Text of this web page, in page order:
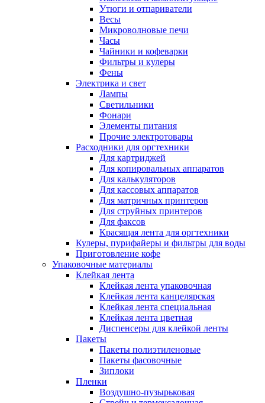
Утюги и отпариватели
Весы
Микроволновые печи
Часы
Чайники и кофеварки
Фильтры и кулеры
Фены
Электрика и свет
Лампы
Светильники
Фонари
Элементы питания
Прочие электротовары
Расходники для оргтехники
Для картриджей
Для копировальных аппаратов
Для калькуляторов
Для кассовых аппаратов
Для матричных принтеров
Для струйных принтеров
Для факсов
Красящая лента для оргтехники
Кулеры, пурифайеры и фильтры для воды
Приготовление кофе
Упаковочные материалы
Клейкая лента
Клейкая лента упаковочная
Клейкая лента канцелярская
Клейкая лента специальная
Клейкая лента цветная
Диспенсеры для клейкой ленты
Пакеты
Пакеты полиэтиленовые
Пакеты фасовочные
Зиплоки
Пленки
Воздушно-пузырьковая